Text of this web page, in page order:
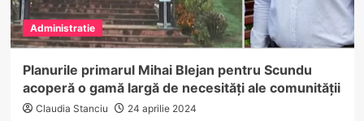
satul
Măgura,
comuna
Administratie
Planurile primarul Mihai Blejan pentru Scundu
acoperă o gamă largă de necesități ale comunității
Claudia Stanciu 24 aprilie 2024